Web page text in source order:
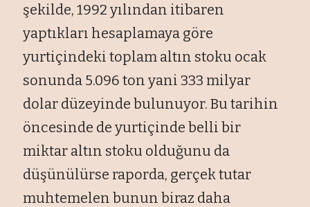
şekilde, 1992 yılından itibaren
yaptıkları hesaplamaya göre
yurtiçindeki toplam altın stoku ocak
sonunda 5.096 ton yani 333 milyar
dolar düzeyinde bulunuyor. Bu tarihin
öncesinde de yurtiçinde belli bir
miktar altın stoku olduğunu da
düşünülürse raporda, gerçek tutar
muhtemelen bunun biraz daha